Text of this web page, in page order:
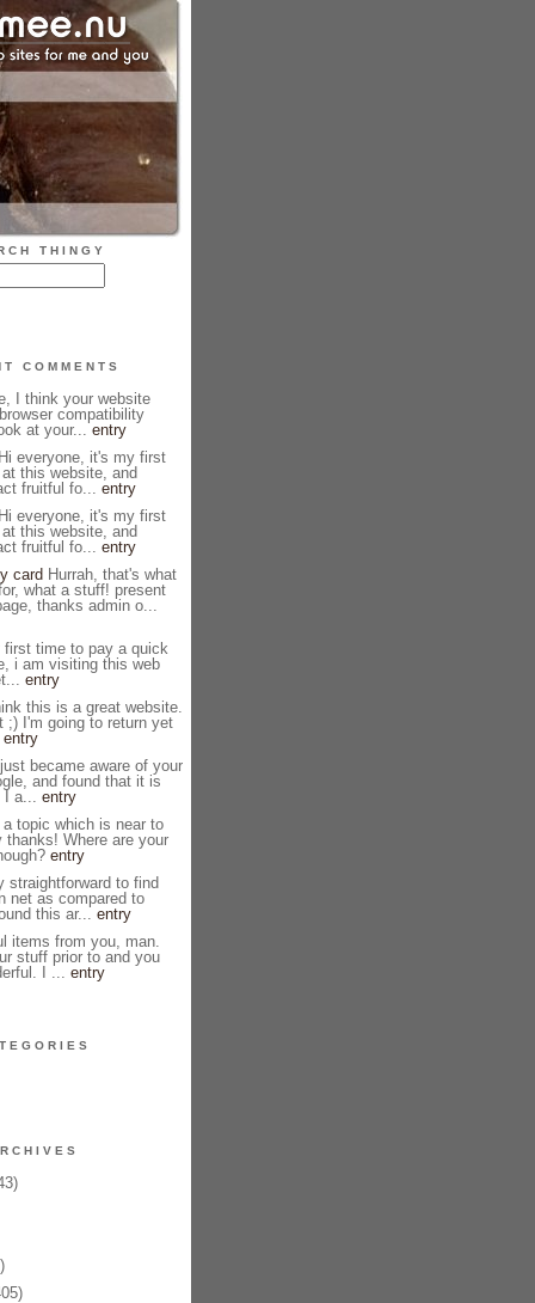
THINGY
COMMENTS
I think your website
compatibility
at your... entry
everyone, it's my first
this website, and
fruitful fo... entry
everyone, it's my first
this website, and
fruitful fo... entry
card Hurrah, that's what
what a stuff! present
thanks admin o...
time to pay a quick
i am visiting this web
entry
this is a great website.
;) I'm going to return yet
entry
became aware of your
and found that it is
I a... entry
topic which is near to
thanks! Where are your
entry
to find
net as compared to
this ar... entry
items from you, man.
stuff prior to and you
I ... entry